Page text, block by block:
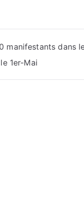
manifestants dans
1er-Mai